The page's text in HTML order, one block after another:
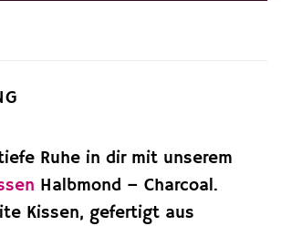
Ruhe in dir mit unserem
Halbmond – Charcoal.
Kissen, gefertigt aus